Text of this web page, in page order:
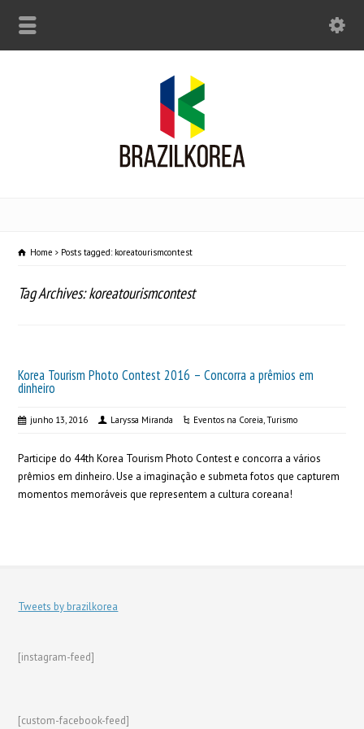
Home Posts tagged: koreatourismcontest
Tag Archives: koreatourismcontest
Korea Tourism Photo Contest 2016 – Concorra a prêmios em
dinheiro
junho 13, 2016 Laryssa Miranda Eventos na Coreia,Turismo
Participe do 44th Korea Tourism Photo Contest e concorra a vários
prêmios em dinheiro. Use a imaginação e submeta fotos que capturem
momentos memoráveis que representem a cultura coreana!
Tweets by brazilkorea
[instagram-feed]
[custom-facebook-feed]